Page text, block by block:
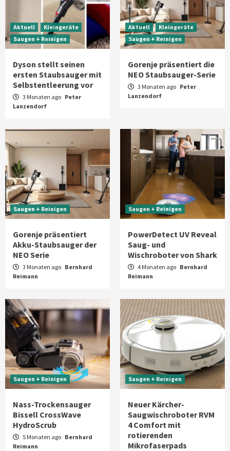
Aktuell
Kleingeräte
Saugen + Reinigen
Dyson stellt seinen
ersten Staubsauger mit
Selbstentleerung vor
3 Monaten ago Peter
Lanzendorf
Aktuell
Kleingeräte
Saugen + Reinigen
Gorenje präsentiert die
NEO Staubsauger-Serie
3 Monaten ago Peter
Lanzendorf
Saugen + Reinigen
Gorenje präsentiert
Akku-Staubsauger der
NEO Serie
3 Monaten ago Bernhard
Reimann
Saugen + Reinigen
PowerDetect UV Reveal
Saug- und
Wischroboter von Shark
4 Monaten ago Bernhard
Reimann
Saugen + Reinigen
Nass-Trockensauger
Bissell CrossWave
HydroScrub
5 Monaten ago Bernhard
Reimann
Saugen + Reinigen
Neuer Kärcher-
Saugwischroboter RVM
4 Comfort mit
rotierenden
Mikrofaserpads